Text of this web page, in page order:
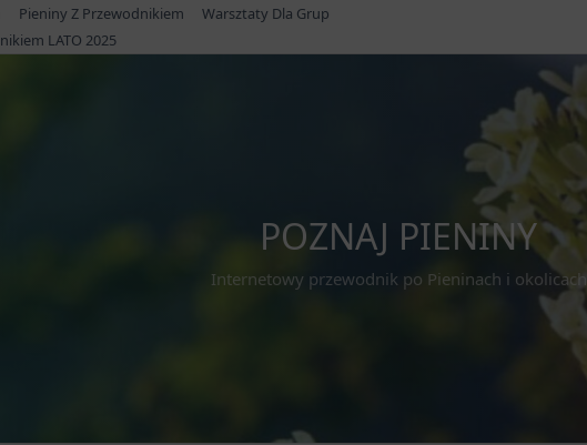
Pieniny Z Przewodnikiem
Warsztaty Dla Grup
LATO 2025
POZNAJ PIENINY
Internetowy przewodnik po Pieninach i okolicach